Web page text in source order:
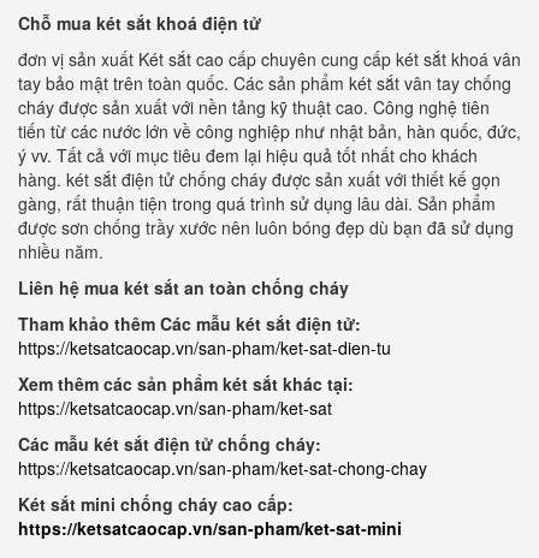
Chỗ mua két sắt khoá điện tử
đơn vị sản xuất Két sắt cao cấp chuyên cung cấp két sắt khoá vân
tay bảo mật trên toàn quốc. Các sản phẩm két sắt vân tay chống
cháy được sản xuất với nền tảng kỹ thuật cao. Công nghệ tiên
tiến từ các nước lớn về công nghiệp như nhật bản, hàn quốc, đức,
ý vv. Tất cả với mục tiêu đem lại hiệu quả tốt nhất cho khách
hàng. két sắt điện tử chống cháy được sản xuất với thiết kế gọn
gàng, rất thuận tiện trong quá trình sử dụng lâu dài. Sản phẩm
được sơn chống trầy xước nên luôn bóng đẹp dù bạn đã sử dụng
nhiều năm.
Liên hệ mua két sắt an toàn chống cháy
Tham khảo thêm Các mẫu két sắt điện tử:
https://ketsatcaocap.vn/san-pham/ket-sat-dien-tu
Xem thêm các sản phẩm két sắt khác tại:
https://ketsatcaocap.vn/san-pham/ket-sat
Các mẫu két sắt điện tử chống cháy:
https://ketsatcaocap.vn/san-pham/ket-sat-chong-chay
Két sắt mini chống cháy cao cấp:
https://ketsatcaocap.vn/san-pham/ket-sat-mini